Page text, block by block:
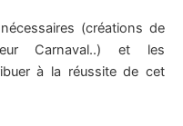
(créations de
Carnaval..) et les
à la réussite de cet